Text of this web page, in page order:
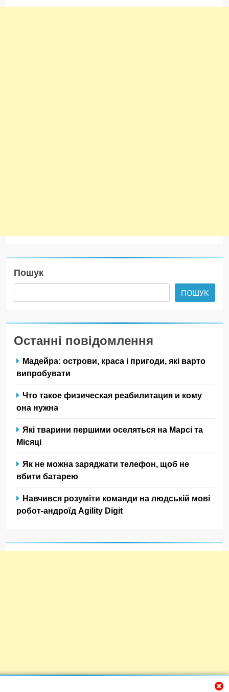
Пошук
ПОШУК
Останні повідомлення
Мадейра: острови, краса і пригоди, які варто
випробувати
Что такое физическая реабилитация и кому
она нужна
Які тварини першими оселяться на Марсі та
Місяці
Як не можна заряджати телефон, щоб не
вбити батарею
Навчився розуміти команди на людській мові
робот-андроїд Agility Digit